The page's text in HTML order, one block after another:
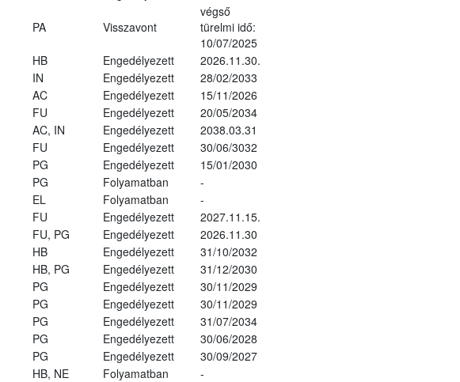
PA Visszavont
végső
türelmi idő:
10/07/2025
HB Engedélyezett
2026.11.30.
IN Engedélyezett
28/02/2033
AC Engedélyezett
15/11/2026
FU Engedélyezett
20/05/2034
AC, IN Engedélyezett
2038.03.31
FU Engedélyezett
30/06/3032
PG Engedélyezett
15/01/2030
PG Folyamatban
-
EL Folyamatban
-
FU Engedélyezett
2027.11.15.
FU, PG Engedélyezett
2026.11.30
HB Engedélyezett
31/10/2032
HB, PG Engedélyezett
31/12/2030
PG Engedélyezett
30/11/2029
PG Engedélyezett
30/11/2029
PG Engedélyezett
31/07/2034
PG Engedélyezett
30/06/2028
PG Engedélyezett
30/09/2027
HB, NE Folyamatban
-